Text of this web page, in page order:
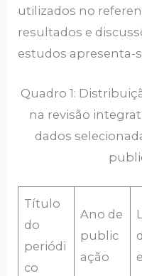
utilizados no
resultados e
estudos apresenta-
Quadro 1:
na revisão
dados
Título
do
periódi
co
Ano de
public
ação